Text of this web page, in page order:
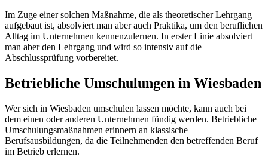
Im Zuge einer solchen Maßnahme, die als theoretischer Lehrgang
aufgebaut ist, absolviert man aber auch Praktika, um den beruflichen
Alltag im Unternehmen kennenzulernen. In erster Linie absolviert
man aber den Lehrgang und wird so intensiv auf die
Abschlussprüfung vorbereitet.
Betriebliche Umschulungen in Wiesbaden
Wer sich in Wiesbaden umschulen lassen möchte, kann auch bei
dem einen oder anderen Unternehmen fündig werden. Betriebliche
Umschulungsmaßnahmen erinnern an klassische
Berufsausbildungen, da die Teilnehmenden den betreffenden Beruf
im Betrieb erlernen.